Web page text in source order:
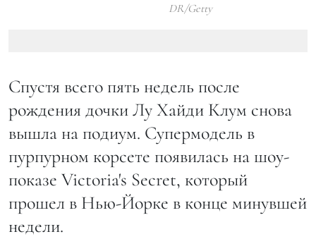
DR/Getty
Спустя всего пять недель после
рождения дочки Лу Хайди Клум снова
вышла на подиум. Супермодель в
пурпурном корсете появилась на шоу-
показе Victoria's Secret, который
прошел в Нью-Йорке в конце минувшей
недели.